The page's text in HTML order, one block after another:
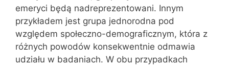
emeryci będą nadreprezentowani. Innym
przykładem jest grupa jednorodna pod
względem społeczno-demograficznym, która z
różnych powodów konsekwentnie odmawia
udziału w badaniach. W obu przypadkach